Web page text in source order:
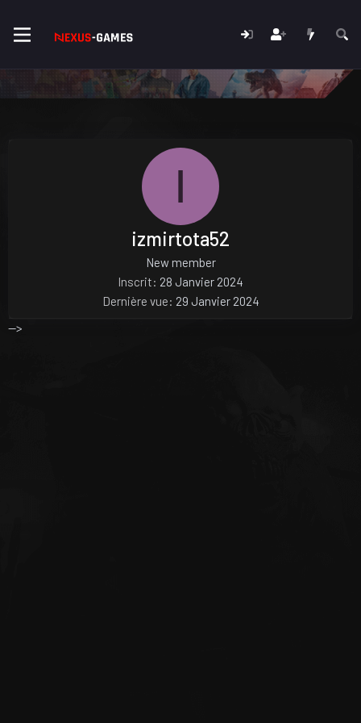
I
izmirtota52
New member
Inscrit
28 Janvier 2024
Dernière vue
29 Janvier 2024
-->